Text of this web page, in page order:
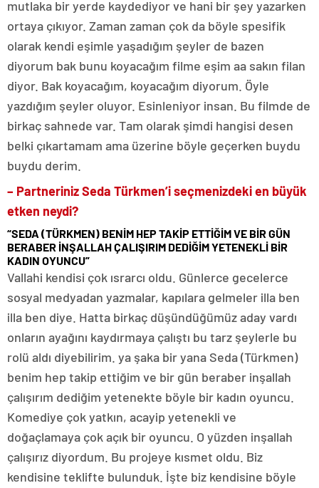
mutlaka bir yerde kaydediyor ve hani bir şey yazarken
ortaya çıkıyor. Zaman zaman çok da böyle spesifik
olarak kendi eşimle yaşadığım şeyler de bazen
diyorum bak bunu koyacağım filme eşim aa sakın filan
diyor. Bak koyacağım, koyacağım diyorum. Öyle
yazdığım şeyler oluyor. Esinleniyor insan. Bu filmde de
birkaç sahnede var. Tam olarak şimdi hangisi desen
belki çıkartamam ama üzerine böyle geçerken buydu
buydu derim.
– Partneriniz Seda Türkmen’i seçmenizdeki en büyük
etken neydi?
“SEDA (TÜRKMEN) BENİM HEP TAKİP ETTİĞİM VE BİR GÜN
BERABER İNŞALLAH ÇALIŞIRIM DEDİĞİM YETENEKLİ BİR
KADIN OYUNCU”
Vallahi kendisi çok ısrarcı oldu. Günlerce gecelerce
sosyal medyadan yazmalar, kapılara gelmeler illa ben
illa ben diye. Hatta birkaç düşündüğümüz aday vardı
onların ayağını kaydırmaya çalıştı bu tarz şeylerle bu
rolü aldı diyebilirim. ya şaka bir yana Seda (Türkmen)
benim hep takip ettiğim ve bir gün beraber inşallah
çalışırım dediğim yetenekte böyle bir kadın oyuncu.
Komediye çok yatkın, acayip yetenekli ve
doğaçlamaya çok açık bir oyuncu. O yüzden inşallah
çalışırız diyordum. Bu projeye kısmet oldu. Biz
kendisine teklifte bulunduk. İşte biz kendisine böyle